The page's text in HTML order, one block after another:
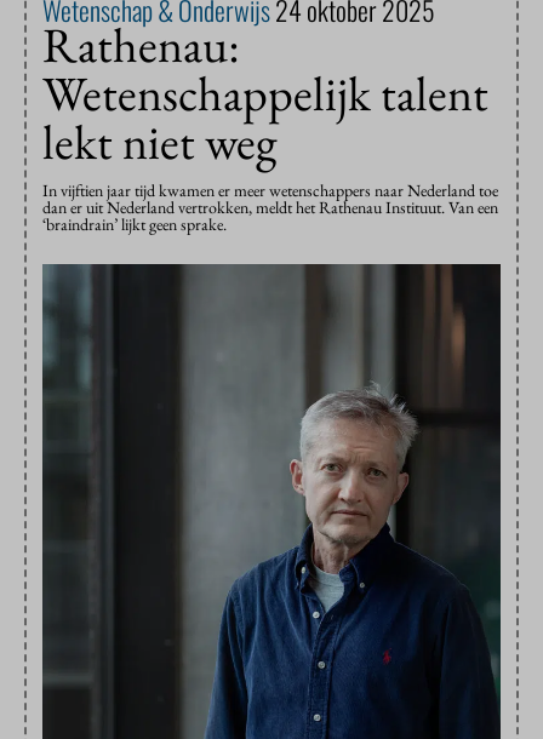
Wetenschap & Onderwijs24 oktober 2025
Rathenau:
Wetenschappelijk talent
lekt niet weg
In vijftien jaar tijd kwamen er meer wetenschappers naar Nederland toe
dan er uit Nederland vertrokken, meldt het Rathenau Instituut. Van een
‘braindrain’ lijkt geen sprake.